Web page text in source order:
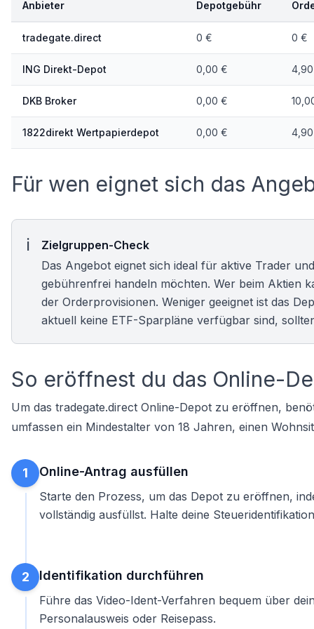
Anbieter Depotgebühr
tradegate.direct 0 € 0 €
ING Direkt-Depot 0,00 €
DKB Broker 0,00 €
1822direkt Wertpapierdepot 0,00 €
Für wen eignet sich das
Zielgruppen-Check
Das Angebot eignet sich ideal für aktive Trader
gebührenfrei handeln möchten. Wer beim Aktien
der Orderprovisionen. Weniger geeignet ist das
aktuell keine ETF-Sparpläne verfügbar sind,
So eröffnest du das Online-
Um das tradegate.direct Online-Depot zu eröffnen,
umfassen ein Mindestalter von 18 Jahren, einen
1 Online-Antrag ausfüllen
Starte den Prozess, um das Depot zu eröffnen,
vollständig ausfüllst. Halte deine
2 Identifikation durchführen
Führe das Video-Ident-Verfahren bequem über
Personalausweis oder Reisepass.